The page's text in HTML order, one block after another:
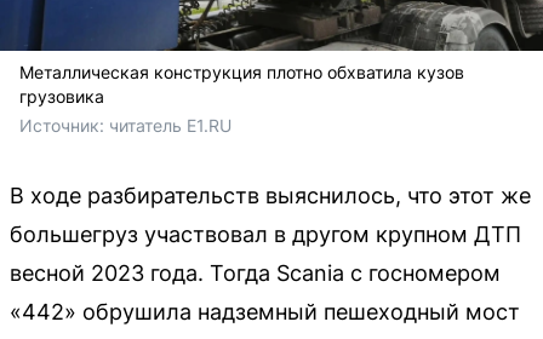
Металлическая конструкция плотно обхватила кузов
грузовика
Источник: читатель E1.RU
В ходе разбирательств выяснилось, что этот же
большегруз участвовал в другом крупном ДТП
весной 2023 года. Тогда Scania с госномером
«442» обрушила надземный пешеходный мост